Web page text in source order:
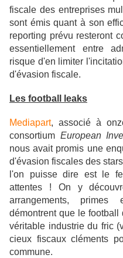
fiscale des entreprises
sont émis quant à son
reporting prévu resteront
essentiellement entre
risque d'en limiter
d'évasion fiscale.
Les football leaks
Mediapart, associé à
consortium European
nous avait promis une
d'évasion fiscales des
l'on puisse dire est le
attentes ! On y
arrangements,
démontrent que le
véritable industrie du fric
cieux fiscaux cléments
commune.